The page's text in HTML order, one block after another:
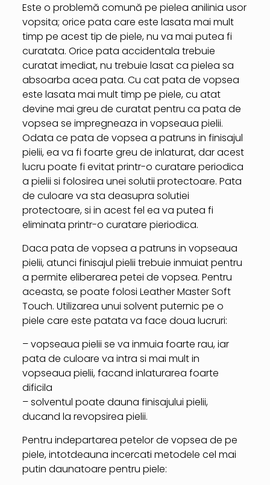
Este o problemă comună pe pielea anilinia usor
vopsita; orice pata care este lasata mai mult
timp pe acest tip de piele, nu va mai putea fi
curatata. Orice pata accidentala trebuie
curatat imediat, nu trebuie lasat ca pielea sa
absoarba acea pata. Cu cat pata de vopsea
este lasata mai mult timp pe piele, cu atat
devine mai greu de curatat pentru ca pata de
vopsea se impregneaza in vopseaua pielii.
Odata ce pata de vopsea a patruns in finisajul
pielii, ea va fi foarte greu de inlaturat, dar acest
lucru poate fi evitat printr-o curatare periodica
a pielii si folosirea unei solutii protectoare. Pata
de culoare va sta deasupra solutiei
protectoare, si in acest fel ea va putea fi
eliminata printr-o curatare pieriodica.
Daca pata de vopsea a patruns in vopseaua
pielii, atunci finisajul pielii trebuie inmuiat pentru
a permite eliberarea petei de vopsea. Pentru
aceasta, se poate folosi Leather Master Soft
Touch. Utilizarea unui solvent puternic pe o
piele care este patata va face doua lucruri:
– vopseaua pielii se va inmuia foarte rau, iar
pata de culoare va intra si mai mult in
vopseaua pielii, facand inlaturarea foarte
dificila
– solventul poate dauna finisajului pielii,
ducand la revopsirea pielii.
Pentru indepartarea petelor de vopsea de pe
piele, intotdeauna incercati metodele cel mai
putin daunatoare pentru piele: